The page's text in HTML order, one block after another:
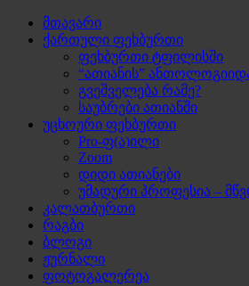
მთავარი
ქართული ფეხბურთი
ფეხბურთი ტფილისში
“ათიანის”
გვეშველება რამე?
საუბრები ათიანში
უცხოური ფეხბურთი
Pro-ფ(ა)ილი
Zoom
დიდი ათიანები
უმადური პროფესია –
კალათბურთი
რაგბი
ბლოგი
ჟურნალი
ფოტოგალერეა